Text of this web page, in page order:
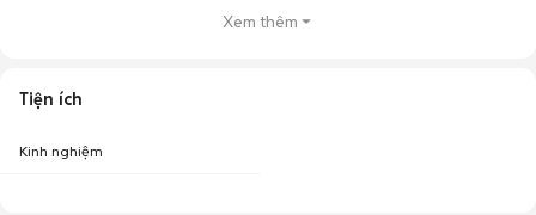
Xem thêm
Tiện ích
Kinh nghiệm